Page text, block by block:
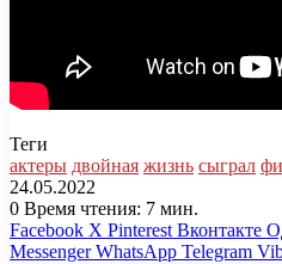
Теги
актеры двойная жизнь сыграл
24.05.2022
0 Время чтения: 7 мин.
Facebook X Pinterest Вконтакте
Messenger WhatsApp Telegram